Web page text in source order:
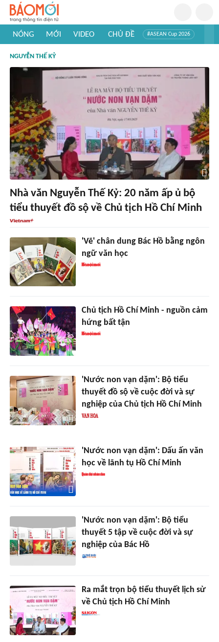
NÓNG MỚI VIDEO CHỦ ĐỀ #ASEAN Cup 2026
#Khám phá thế giới
NGUYỄN THẾ KỶ
Nhà văn Nguyễn Thế Kỷ: 20 năm ấp ủ bộ
tiểu thuyết đồ sộ về Chủ tịch Hồ Chí Minh
'Vẽ' chân dung Bác Hồ bằng ngôn
ngữ văn học
Chủ tịch Hồ Chí Minh - nguồn cảm
hứng bất tận
'Nước non vạn dặm': Bộ tiểu
thuyết đồ sộ về cuộc đời và sự
nghiệp của Chủ tịch Hồ Chí Minh
'Nước non vạn dặm': Dấu ấn văn
học về lãnh tụ Hồ Chí Minh
'Nước non vạn dặm': Bộ tiểu
thuyết 5 tập về cuộc đời và sự
nghiệp của Bác Hồ
Ra mắt trọn bộ tiểu thuyết lịch sử
về Chủ tịch Hồ Chí Minh